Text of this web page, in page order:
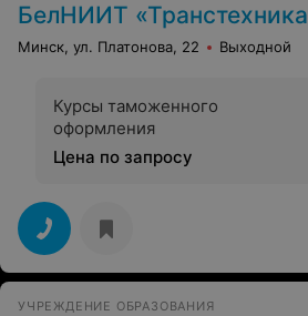
БелНИИТ «Транстехника
Минск, ул. Платонова, 22 Выходной
Курсы таможенного
оформления
Цена по запросу
УЧРЕЖДЕНИЕ ОБРАЗОВАНИЯ